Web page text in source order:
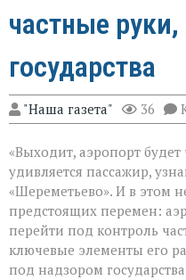
частные руки,
государства
"Наша газета" 36
«Выходит, аэропорт
удивляется пассажир,
«Шереметьево». И в этом
предстоящих перемен:
перейти под контроль
ключевые элементы его
под надзором